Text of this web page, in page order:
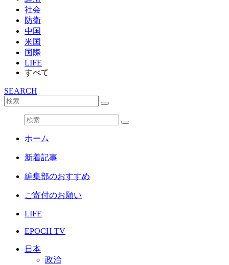
社会
防衛
中国
米国
国際
LIFE
すべて
SEARCH
ホーム
新着記事
編集部のおすすめ
ご寄付のお願い
LIFE
EPOCH TV
日本
政治